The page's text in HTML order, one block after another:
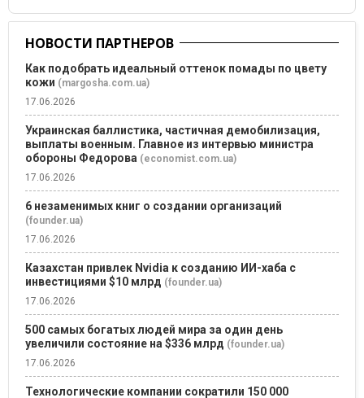
НОВОСТИ ПАРТНЕРОВ
Как подобрать идеальный оттенок помады по цвету
кожи (margosha.com.ua)
17.06.2026
Украинская баллистика, частичная демобилизация,
выплаты военным. Главное из интервью министра
обороны Федорова (economist.com.ua)
17.06.2026
6 незаменимых книг о создании организаций
(founder.ua)
17.06.2026
Казахстан привлек Nvidia к созданию ИИ-хаба с
инвестициями $10 млрд (founder.ua)
17.06.2026
500 самых богатых людей мира за один день
увеличили состояние на $336 млрд (founder.ua)
17.06.2026
Технологические компании сократили 150 000